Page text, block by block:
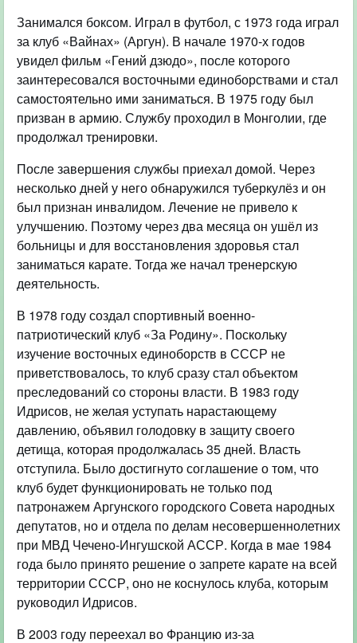
Занимался боксом. Играл в футбол, с 1973 года играл
за клуб «Вайнах» (Аргун). В начале 1970-х годов
увидел фильм «Гений дзюдо», после которого
заинтересовался восточными единоборствами и стал
самостоятельно ими заниматься. В 1975 году был
призван в армию. Службу проходил в Монголии, где
продолжал тренировки.
После завершения службы приехал домой. Через
несколько дней у него обнаружился туберкулёз и он
был признан инвалидом. Лечение не привело к
улучшению. Поэтому через два месяца он ушёл из
больницы и для восстановления здоровья стал
заниматься карате. Тогда же начал тренерскую
деятельность.
В 1978 году создал спортивный военно-
патриотический клуб «За Родину». Поскольку
изучение восточных единоборств в СССР не
приветствовалось, то клуб сразу стал объектом
преследований со стороны власти. В 1983 году
Идрисов, не желая уступать нарастающему
давлению, объявил голодовку в защиту своего
детища, которая продолжалась 35 дней. Власть
отступила. Было достигнуто соглашение о том, что
клуб будет функционировать не только под
патронажем Аргунского городского Совета народных
депутатов, но и отдела по делам несовершеннолетних
при МВД Чечено-Ингушской АССР. Когда в мае 1984
года было принято решение о запрете карате на всей
территории СССР, оно не коснулось клуба, которым
руководил Идрисов.
В 2003 году переехал во Францию из-за